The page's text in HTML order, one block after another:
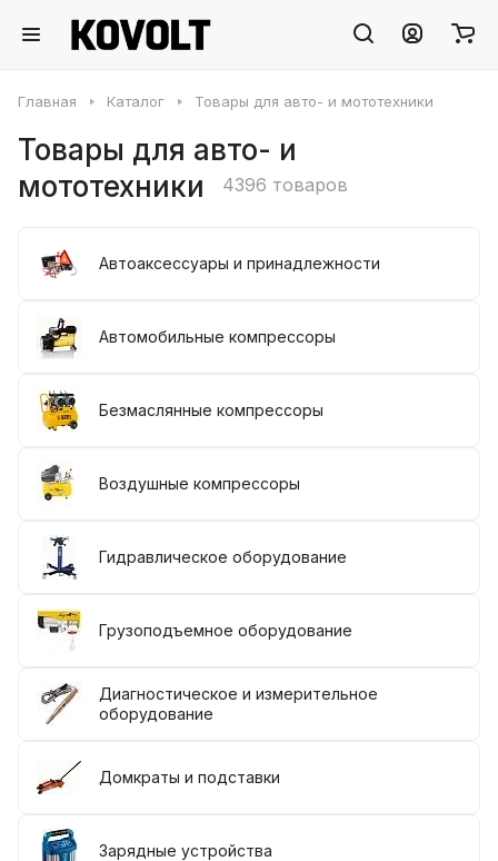
Главная Каталог Товары для авто- и мототехники
Товары для авто- и
мототехники
4396 товаров
Автоаксессуары и принадлежности
Автомобильные компрессоры
Безмаслянные компрессоры
Воздушные компрессоры
Гидравлическое оборудование
Грузоподъемное оборудование
Диагностическое и измерительное
оборудование
Домкраты и подставки
Зарядные устройства